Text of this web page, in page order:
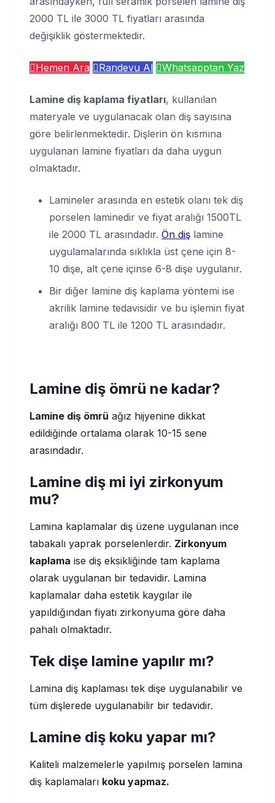
2000 TL ile 3000 TL fiyatları arasında
değişiklik göstermektedir.
Hemen Ara Randevu Al Whatsapptan Yaz
Lamine diş kaplama fiyatları, kullanılan
materyale ve uygulanacak olan diş sayısına
göre belirlenmektedir. Dişlerin ön kısmına
uygulanan lamine fiyatları da daha uygun
olmaktadır.
Lamineler arasında en estetik olanı tek diş
porselen laminedir ve fiyat aralığı 1500TL
ile 2000 TL arasındadır. Ön diş lamine
uygulamalarında sıklıkla üst çene için 8-
10 dişe, alt çene içinse 6-8 dişe uygulanır.
Bir diğer lamine diş kaplama yöntemi ise
akrilik lamine tedavisidir ve bu işlemin fiyat
aralığı 800 TL ile 1200 TL arasındadır.
Lamine diş ömrü ne kadar?
Lamine diş ömrü ağız hijyenine dikkat
edildiğinde ortalama olarak 10-15 sene
arasındadır.
Lamine diş mi iyi zirkonyum
mu?
Lamina kaplamalar diş üzene uygulanan ince
tabakalı yaprak porselenlerdir. Zirkonyum
kaplama ise diş eksikliğinde tam kaplama
olarak uygulanan bir tedavidir. Lamina
kaplamalar daha estetik kaygılar ile
yapıldığından fiyatı zirkonyuma göre daha
pahalı olmaktadır.
Tek dişe lamine yapılır mı?
Lamina diş kaplaması tek dişe uygulanabilir ve
tüm dişlerede uygulanabilir bir tedavidir.
Lamine diş koku yapar mı?
Kaliteli malzemelerle yapılmış porselen lamina
diş kaplamaları koku yapmaz.